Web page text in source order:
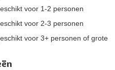
voor 1-2 personen
voor 2-3 personen
voor 3+ personen of grote